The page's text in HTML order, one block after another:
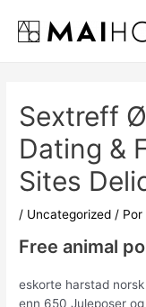
contenido
Sextreff
Dating &
Sites
/ Uncategorized / Por
Free animal
eskorte harstad
enn 650 Juleposer